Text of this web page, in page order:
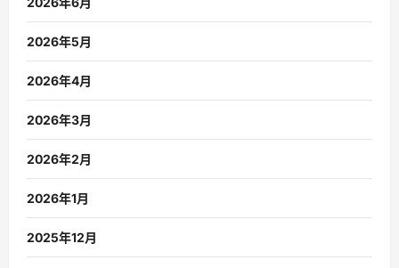
2026年5月
2026年4月
2026年3月
2026年2月
2026年1月
2025年12月